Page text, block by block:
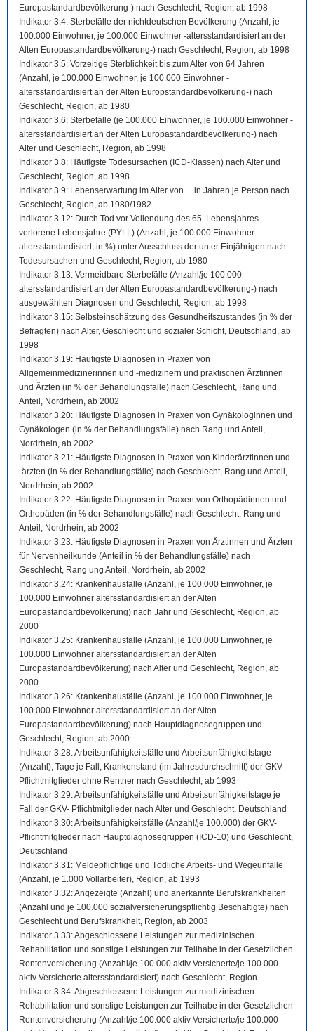
Europastandardbevölkerung-) nach Geschlecht, Region, ab 1998
Indikator 3.4: Sterbefälle der nichtdeutschen Bevölkerung (Anzahl, je
100.000 Einwohner, je 100.000 Einwohner -altersstandardisiert an der
Alten Europastandardbevölkerung-) nach Geschlecht, Region, ab 1998
Indikator 3.5: Vorzeitige Sterblichkeit bis zum Alter von 64 Jahren
(Anzahl, je 100.000 Einwohner, je 100.000 Einwohner -
altersstandardisiert an der Alten Europstandardbevölkerung-) nach
Geschlecht, Region, ab 1980
Indikator 3.6: Sterbefälle (je 100.000 Einwohner, je 100.000 Einwohner -
altersstandardisiert an der Alten Europastandardbevölkerung-) nach
Alter und Geschlecht, Region, ab 1998
Indikator 3.8: Häufigste Todesursachen (ICD-Klassen) nach Alter und
Geschlecht, Region, ab 1998
Indikator 3.9: Lebenserwartung im Alter von ... in Jahren je Person nach
Geschlecht, Region, ab 1980/1982
Indikator 3.12: Durch Tod vor Vollendung des 65. Lebensjahres
verlorene Lebensjahre (PYLL) (Anzahl, je 100.000 Einwohner
altersstandardisiert, in %) unter Ausschluss der unter Einjährigen nach
Todesursachen und Geschlecht, Region, ab 1980
Indikator 3.13: Vermeidbare Sterbefälle (Anzahl/je 100.000 -
altersstandardisiert an der Alten Europastandardbevölkerung-) nach
ausgewählten Diagnosen und Geschlecht, Region, ab 1998
Indikator 3.15: Selbsteinschätzung des Gesundheitszustandes (in % der
Befragten) nach Alter, Geschlecht und sozialer Schicht, Deutschland, ab
1998
Indikator 3.19: Häufigste Diagnosen in Praxen von
Allgemeinmedizinerinnen und -medizinern und praktischen Ärztinnen
und Ärzten (in % der Behandlungsfälle) nach Geschlecht, Rang und
Anteil, Nordrhein, ab 2002
Indikator 3.20: Häufigste Diagnosen in Praxen von Gynäkologinnen und
Gynäkologen (in % der Behandlungsfälle) nach Rang und Anteil,
Nordrhein, ab 2002
Indikator 3.21: Häufigste Diagnosen in Praxen von Kinderärztinnen und
-ärzten (in % der Behandlungsfälle) nach Geschlecht, Rang und Anteil,
Nordrhein, ab 2002
Indikator 3.22: Häufigste Diagnosen in Praxen von Orthopädinnen und
Orthopäden (in % der Behandlungsfälle) nach Geschlecht, Rang und
Anteil, Nordrhein, ab 2002
Indikator 3.23: Häufigste Diagnosen in Praxen von Ärztinnen und Ärzten
für Nervenheilkunde (Anteil in % der Behandlungsfälle) nach
Geschlecht, Rang ung Anteil, Nordrhein, ab 2002
Indikator 3.24: Krankenhausfälle (Anzahl, je 100.000 Einwohner, je
100.000 Einwohner altersstandardisiert an der Alten
Europastandardbevölkerung) nach Jahr und Geschlecht, Region, ab
2000
Indikator 3.25: Krankenhausfälle (Anzahl, je 100.000 Einwohner, je
100.000 Einwohner altersstandardisiert an der Alten
Europastandardbevölkerung) nach Alter und Geschlecht, Region, ab
2000
Indikator 3.26: Krankenhausfälle (Anzahl, je 100.000 Einwohner, je
100.000 Einwohner altersstandardisiert an der Alten
Europastandardbevölkerung) nach Hauptdiagnosegruppen und
Geschlecht, Region, ab 2000
Indikator 3.28: Arbeitsunfähigkeitsfälle und Arbeitsunfähigkeitstage
(Anzahl), Tage je Fall, Krankenstand (im Jahresdurchschnitt) der GKV-
Pflichtmitglieder ohne Rentner nach Geschlecht, ab 1993
Indikator 3.29: Arbeitsunfähigkeitsfälle und Arbeitsunfähigkeitstage je
Fall der GKV- Pflichtmitglieder nach Alter und Geschlecht, Deutschland
Indikator 3.30: Arbeitsunfähigkeitsfälle (Anzahl/je 100.000) der GKV-
Pflichtmitglieder nach Hauptdiagnosegruppen (ICD-10) und Geschlecht,
Deutschland
Indikator 3.31: Meldepflichtige und Tödliche Arbeits- und Wegeunfälle
(Anzahl, je 1.000 Vollarbeiter), Region, ab 1993
Indikator 3.32: Angezeigte (Anzahl) und anerkannte Berufskrankheiten
(Anzahl und je 100.000 sozialversicherungspflichtig Beschäftigte) nach
Geschlecht und Berufskrankheit, Region, ab 2003
Indikator 3.33: Abgeschlossene Leistungen zur medizinischen
Rehabilitation und sonstige Leistungen zur Teilhabe in der Gesetzlichen
Rentenversicherung (Anzahl/je 100.000 aktiv Versicherte/je 100.000
aktiv Versicherte altersstandardisiert) nach Geschlecht, Region
Indikator 3.34: Abgeschlossene Leistungen zur medizinischen
Rehabilitation und sonstige Leistungen zur Teilhabe in der Gesetzlichen
Rentenversicherung (Anzahl/je 100.000 aktiv Versicherte/je 100.000